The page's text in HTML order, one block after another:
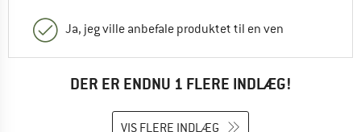
Ja, jeg ville anbefale produktet til en ven
DER ER ENDNU 1 FLERE INDLÆG!
VIS FLERE INDLÆG